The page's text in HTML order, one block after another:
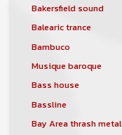
Bakersfield sound
Balearic trance
Bambuco
Musique baroque
Bass house
Bassline
Bay Area thrash metal